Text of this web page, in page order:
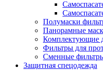
Полумаски
Панорамные
Комплектующие
Фильтры для
Сменные
Защитная спецодежда